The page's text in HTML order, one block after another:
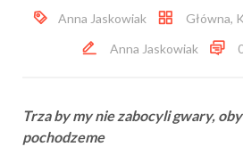
Anna Jaskowiak Główna,
Anna Jaskowiak
Trza by my nie zabocyli gwary,
pochodzeme